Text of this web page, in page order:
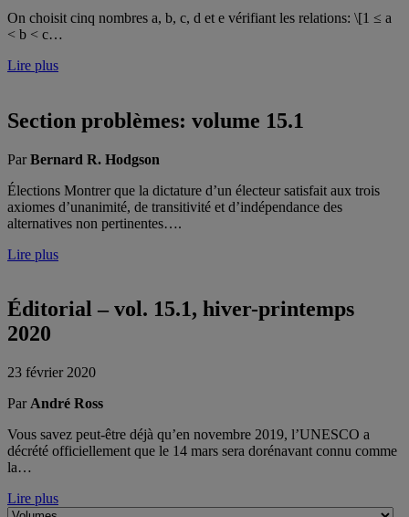
On choisit cinq nombres a, b, c, d et e vérifiant les relations: \[1 ≤ a
< b < c…
Lire plus
Section problèmes: volume 15.1
ParBernard R. Hodgson
Élections Montrer que la dictature d’un électeur satisfait aux trois
axiomes d’unanimité, de transitivité et d’indépendance des
alternatives non pertinentes….
Lire plus
Éditorial – vol. 15.1, hiver-printemps
2020
23 février 2020
Par André Ross
Vous savez peut-être déjà qu’en novembre 2019, l’UNESCO a
décrété officiellement que le 14 mars sera dorénavant connu comme
la…
Lire plus